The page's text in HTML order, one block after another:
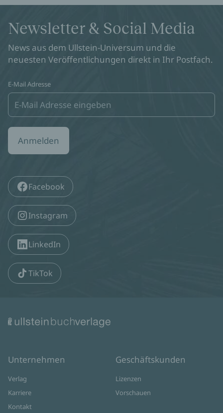
Newsletter & Social Media
News aus dem Ullstein-Universum und die
neuesten Veröffentlichungen direkt in Ihr Postfach.
E-Mail Adresse
Anmelden
Facebook
Instagram
LinkedIn
TikTok
Unternehmen
Verlag
Karriere
Kontakt
Geschäftskunden
Lizenzen
Vorschauen